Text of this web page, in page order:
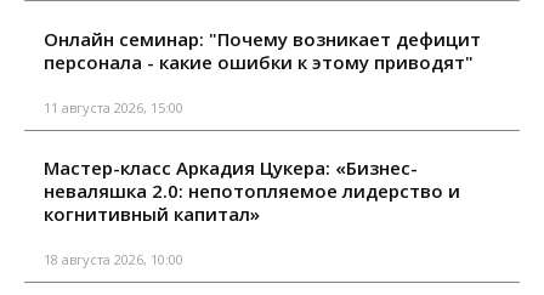
Онлайн семинар: "Почему возникает дефицит
персонала - какие ошибки к этому приводят"
11 августа 2026, 15:00
Мастер-класс Аркадия Цукера: «Бизнес-
неваляшка 2.0: непотопляемое лидерство и
когнитивный капитал»
18 августа 2026, 10:00